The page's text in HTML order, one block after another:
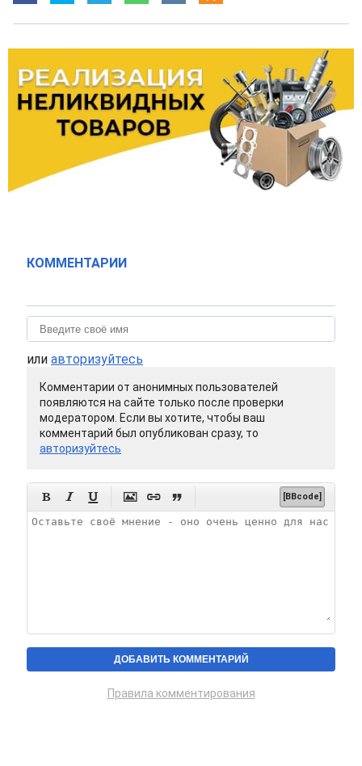
КОММЕНТАРИИ
или авторизуйтесь
Комментарии от анонимных пользователей
появляются на сайте только после проверки
модератором. Если вы хотите, чтобы ваш
комментарий был опубликован сразу, то
авторизуйтесь
      [BBcode]
Правила комментирования